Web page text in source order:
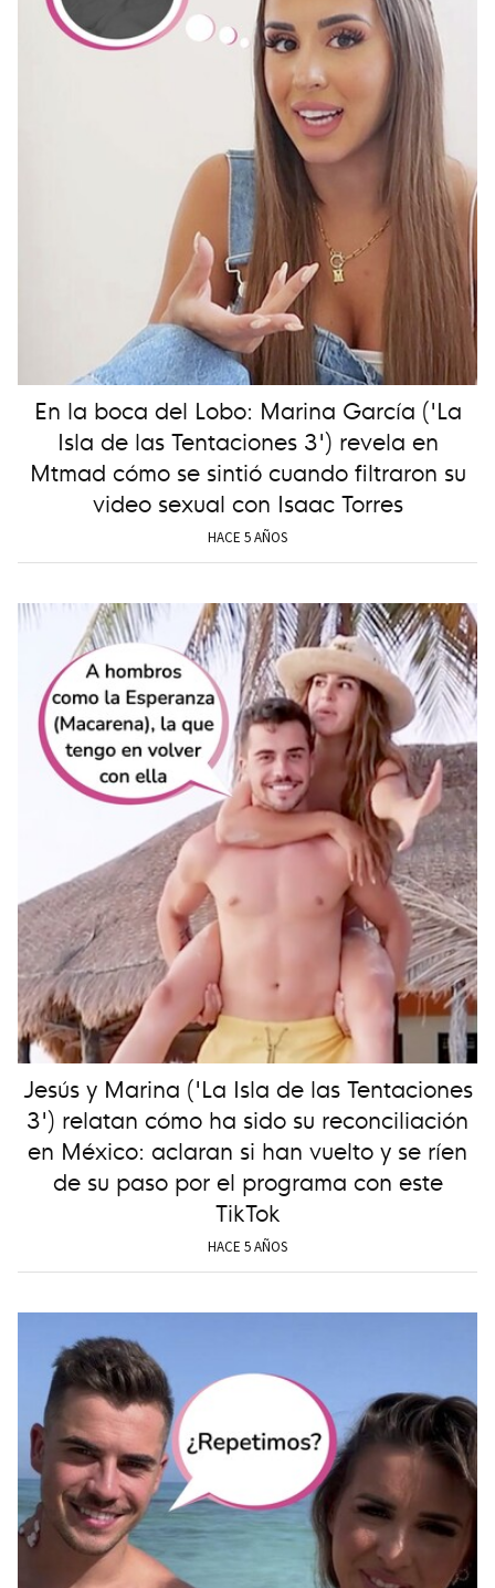
En la boca del Lobo: Marina García ('La
Isla de las Tentaciones 3') revela en
Mtmad cómo se sintió cuando filtraron su
video sexual con Isaac Torres
HACE 5 AÑOS
Jesús y Marina ('La Isla de las Tentaciones
3') relatan cómo ha sido su reconciliación
en México: aclaran si han vuelto y se ríen
de su paso por el programa con este
TikTok
HACE 5 AÑOS